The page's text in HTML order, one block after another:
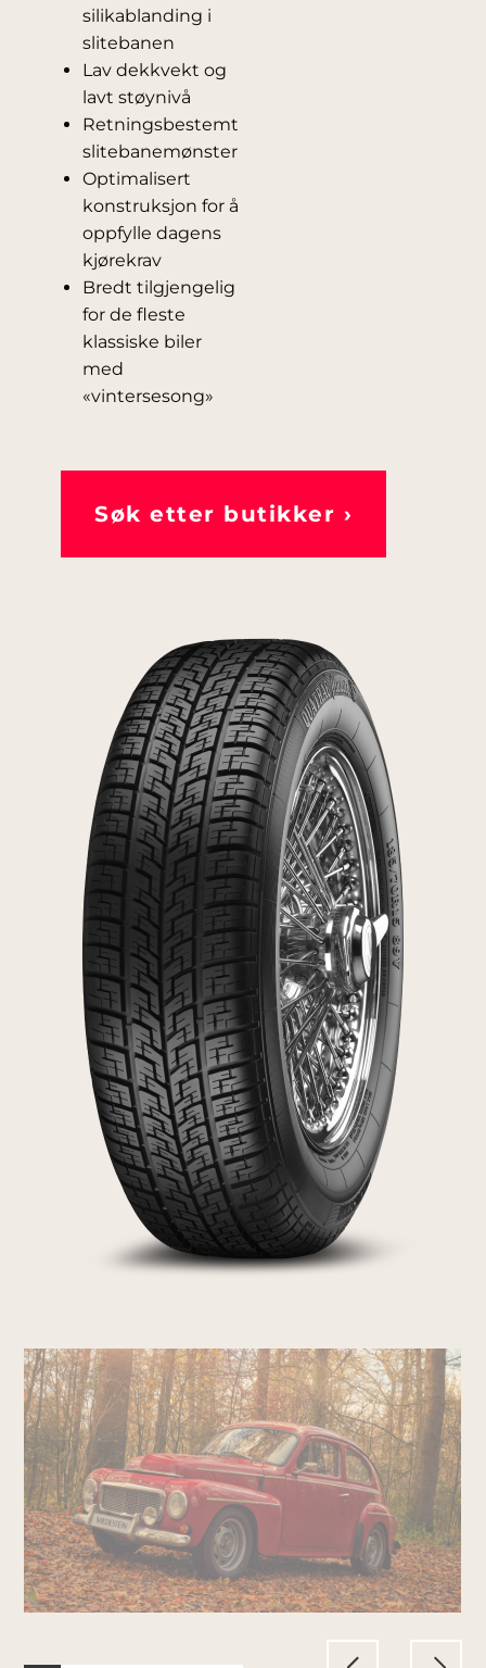
silikablanding i
slitebanen
Lav dekkvekt og
lavt støynivå
Retningsbestemt
slitebanemønster
Optimalisert
konstruksjon for å
oppfylle dagens
kjørekrav
Bredt tilgjengelig
for de fleste
klassiske biler
med
«vintersesong»
Søk etter butikker ›